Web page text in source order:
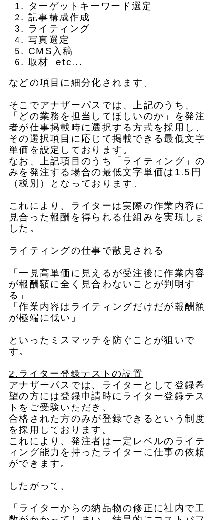
ターゲットキーワード選定
記事構成作成
ライティング
写真選定
CMS入稿
取材 etc...
などの項目に細分化されます。
そこでアナザーパスでは、上記のうち、
「どの業務を担当してほしいのか」を発注
者が仕事掲載時に選択する方式を採用し、
その選択項目に応じて掲載できる最低文字
単価を設定しております。
なお、上記項目のうち「ライティング」の
みを発注する場合の最低文字単価は1.5円
（税別）となっております。
これにより、ライターは実際の作業内容に
見合った報酬を得られる仕組みを実現しま
した。
ライティングの仕事で散見される
「一見高単価に見えるが受注後に作業内容
が報酬額に全く見合わないことが判明す
る」
「作業内容はライティングだけだが報酬額
が極端に低い」
といったミスマッチを防ぐことが狙いで
す。
2.ライター登録テストの設置
アナザーパスでは、ライターとして登録希
望の方には登録申請時にライター登録テス
トをご受験いただき、
合格された方のみが登録できるという制度
を採用しております。
これにより、発注者は一定レベルのライテ
ィング能力を持ったライターに仕事の依頼
ができます。
したがって、
「ライターからの納品物の修正に社内で工